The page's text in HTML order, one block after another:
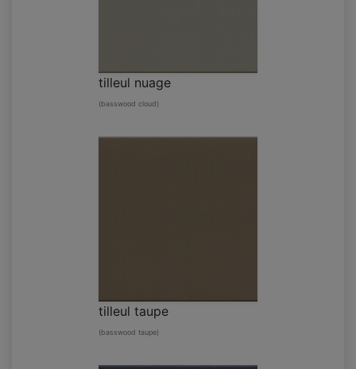
tilleul nuage
(basswood cloud)
tilleul taupe
(basswood taupe)